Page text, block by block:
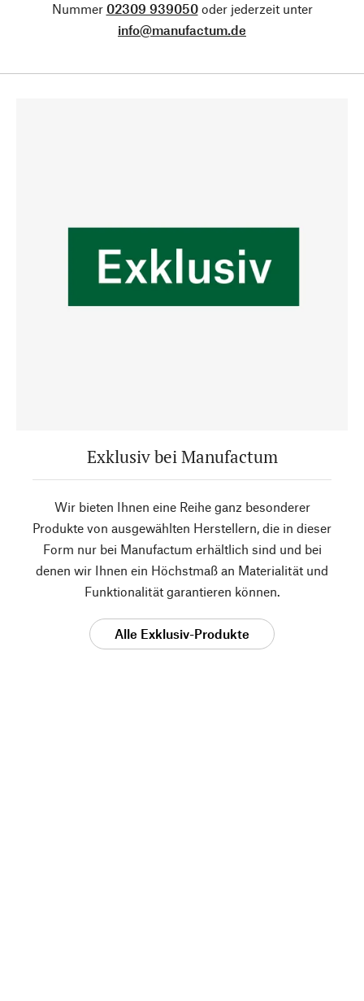
Nummer 02309 939050oder jederzeit unter
info@manufactum.de
Exklusiv bei Manufactum
Wir bieten Ihnen eine Reihe ganz besonderer
Produkte von ausgewählten Herstellern, die in dieser
Form nur bei Manufactum erhältlich sind und bei
denen wir Ihnen ein Höchstmaß an Materialität und
Funktionalität garantieren können.
Alle Exklusiv-Produkte